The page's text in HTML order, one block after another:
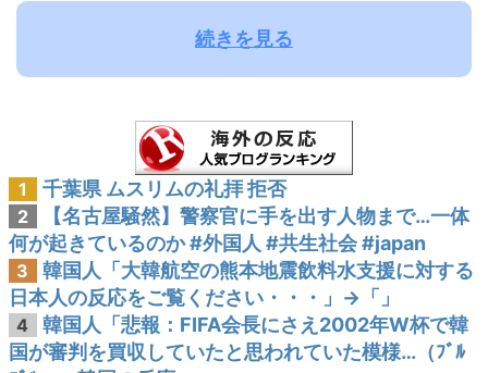
続きを見る
1 千葉県 ムスリムの礼拝 拒否
2
【名古屋騒然】警察官に手を出す人物まで…一体
何が起きているのか #外国人 #共生社会 #japan
3
韓国人「大韓航空の熊本地震飲料水支援に対する
日本人の反応をご覧ください・・・」→「」
4
韓国人「悲報：FIFA会長にさえ2002年W杯で韓
国が審判を買収していたと思われていた模様…（ﾌﾞﾙ